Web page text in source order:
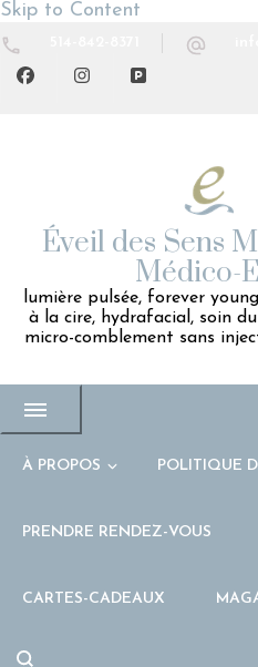
Skip to Content
Éveil des Sens
Médico-
lumière pulsée, forever
à la cire, hydrafacial, soin
micro-comblement sans
À PROPOS POLITIQUE
PRENDRE RENDEZ-VOUS
CARTES-CADEAUX